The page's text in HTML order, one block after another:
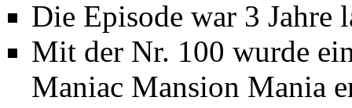
Die Episode war 3
Mit der Nr. 100 wurde
Maniac Mansion Mania